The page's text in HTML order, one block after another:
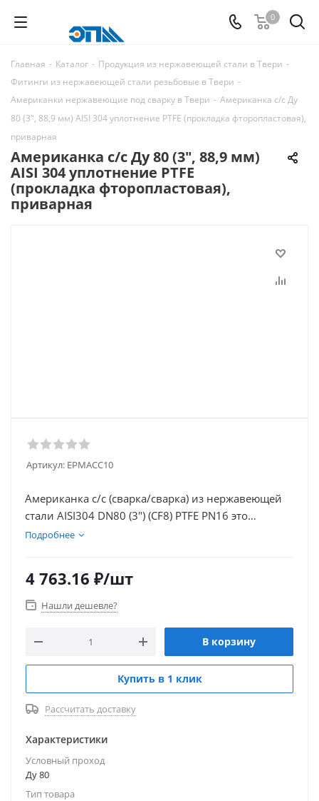
0
Главная - Каталог - Продукция из нержавеющей стали в Твери -
Фитинги из нержавеющей стали резьбовые в Твери -
Американки нержавеющие под сварку в Твери - Американка с/с Ду
80 (3", 88,9 мм) AISI 304 уплотнение PTFE (прокладка фторопластовая),
приварная
Американка с/с Ду 80 (3", 88,9 мм)
AISI 304 уплотнение PTFE
(прокладка фторопластовая),
приварная
Артикул: EPMАСС10
Американка с/с (сварка/сварка) из нержавеющей
стали AISI304 DN80 (3") (CF8) PTFE PN16 это
высококачественный компонент трубопроводной
PTFE для обеспечения герметичности соединения
при рабочем давлении до 16 Бар (PN16).
промышленности, включая химическую,
нефтегазовую и пищевую, как надежный и
долговечный компонент для соединения
Подробнее
4 763.16 ₽/шт
Нашли дешевле?
В корзину
Купить в 1 клик
Рассчитать доставку
Характеристики
Условный проход
Ду 80
Тип товара